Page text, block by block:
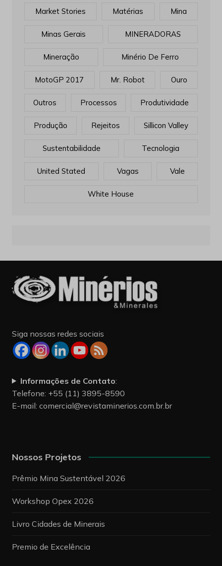
Market Stories Matérias Mina
Minas Gerais MINERADORAS
Mineração Minério De Ferro
MotoGP 2017 Mr. Robot Ouro
Outros Processos Produtividade
Produção Rejeitos Sillicon Valley
Sustentabilidade Tecnologia
United Stated Vagas Vale
White House
Siga nossas redes sociais
Informações de Contato:
Telefone: +55 (11) 3895-8590
E-mail: comercial@revistaminerios.com.br.br
Nossos Projetos
Prêmio Mina Sustentável 2026
Workshop Opex 2026
Livro Cidades de Minerais
Premio de Excelência